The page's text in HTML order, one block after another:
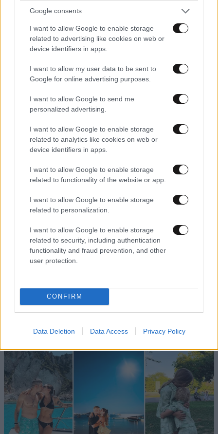
Google consents
I want to allow Google to enable storage
related to advertising like cookies on web or
device identifiers in apps.
I want to allow my user data to be sent to
Google for online advertising purposes.
I want to allow Google to send me
personalized advertising.
I want to allow Google to enable storage
related to analytics like cookies on web or
device identifiers in apps.
I want to allow Google to enable storage
related to functionality of the website or app.
I want to allow Google to enable storage
related to personalization.
I want to allow Google to enable storage
related to security, including authentication
functionality and fraud prevention, and other
user protection.
CONFIRM
Data Deletion Data Access Privacy Policy
Απαντήστε
ΜΗΤΣΣΣΣΣΣΣ
προφανως δεν μιλαει για εσενα αλλα για αυτους
που πραγματικα γουσταρουν τη δουλεια τους
και εμπνεονται.